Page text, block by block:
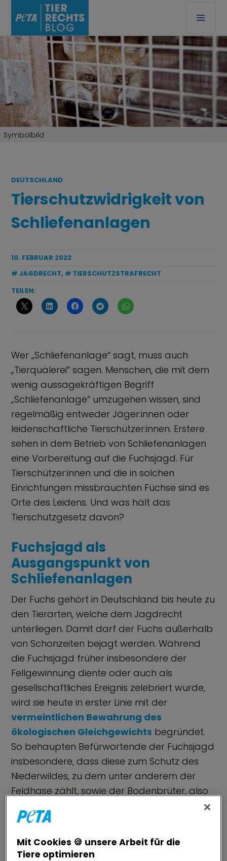
Inhalt
springen
TIERRECHTSBLOG
Symbolbild
DEUTSCHLAND
Tierschutzwidrigkeit von
Schliefenanlagen
10. FEBRUAR 2022
JAGDRECHT,
TIERSCHUTZSTRAFRECHT
TEILEN:
Wer „Schliefenanlage“ sagt, muss auch
„Tierquälerei“ sagen. Menschen, die mit dem
wenig aussagekräftigen Begriff
„Schliefenanlage“ umzugehen wissen, sind
regelmäßig entweder Jäger:innen oder
leidenschaftliche Tierschützer:innen. Erstere
sehen in dem Betrieb von Schliefenanlagen
eine Vorbereitung auf die Fuchsjagd. Für
Tierschützer:innen und die in solchen
Einrichtungen missbrauchten Füchse sind es
Orte des Leidens. Und was hält das
Tierschutzgesetz davon?
Fuchsjagd als
Ausgangspunkt von
Schliefenanlagen
Der Fuchs gehört in Deutschland bis heute zu
den Tierarten, welche dem Jagdrecht
unterliegen. Damit darf der Fuchs außerhalb
von Schonzeiten bejagt werden. Während
die Fuchsjagd früher insbesondere der
Fellgewinnung diente oder auch als
gesellschaftliches Ereignis zelebriert wurde,
wird sie heute in erster Linie mit der
vermeintlichen Bewahrung des
ökologischen Gleichgewichts begründet.
So behaupten Befürwortende der Fuchsjagd
insbesondere, dass diese zum Schutz des
Niederwildes, zu dem unter anderem der
Feldhase zählt, sowie der Bodenbrüter, also
anlegen, erforderlich sei.
Da die Gefährdung dieser Tierarten
Mit Cookies 🍪 unsere Arbeit für die
Tiere optimieren